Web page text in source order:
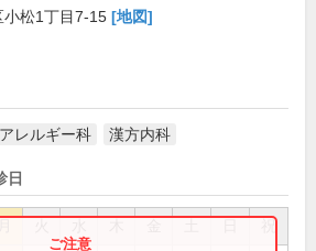
小松1丁目7-15 [地図]
アレルギー科 漢方内科
日
祝